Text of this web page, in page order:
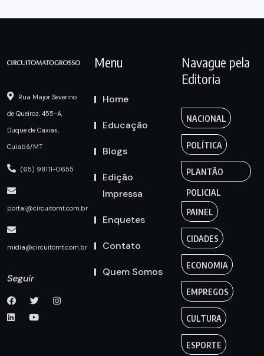
Rua Major Severino
de Queiroz, 455-A,
Duque de Caxias,
Cuiabá/MT
(65) 98111-0655
portal@circuitomt.com.br
midia@circuitomt.com.br
Seguir
Menu
Home
Educação
Blogs
Edição
Impressa
Enquetes
Contato
Quem Somos
Navague pela
Editoria
NACIONAL
POLÍTICA
PLANTÃO
POLICIAL
PAINEL
CIDADES
ECONOMIA
EMPREGOS
CULTURA
ESPORTE